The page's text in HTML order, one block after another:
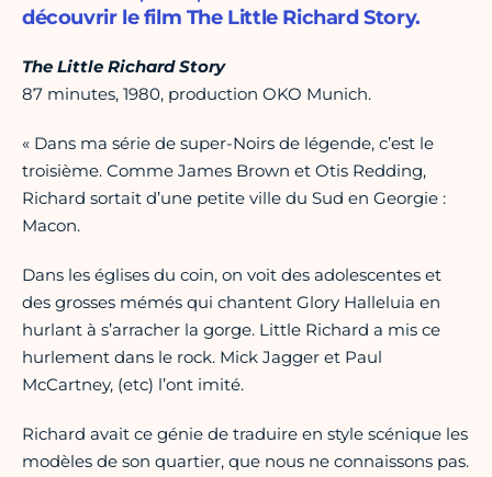
découvrir le film The Little Richard Story.
The Little Richard Story
87 minutes, 1980, production OKO Munich.
« Dans ma série de super-Noirs de légende, c’est le
troisième. Comme James Brown et Otis Redding,
Richard sortait d’une petite ville du Sud en Georgie :
Macon.
Dans les églises du coin, on voit des adolescentes et
des grosses mémés qui chantent Glory Halleluia en
hurlant à s’arracher la gorge. Little Richard a mis ce
hurlement dans le rock. Mick Jagger et Paul
McCartney, (etc) l’ont imité.
Richard avait ce génie de traduire en style scénique les
modèles de son quartier, que nous ne connaissons pas.